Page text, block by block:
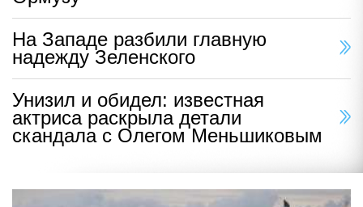
На Западе разбили главную
надежду Зеленского
Унизил и обидел: известная
актриса раскрыла детали
скандала с Олегом Меньшиковым